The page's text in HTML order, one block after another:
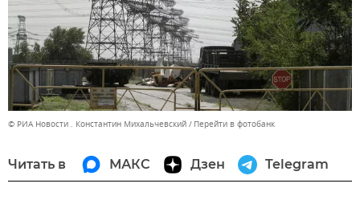
© РИА Новости . Константин Михальчевский Перейти в фотобанк
Читать в МАКС Дзен Telegram